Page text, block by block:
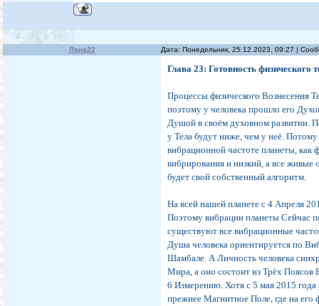
Лана22 Дата: Понедельник, 25.12.2023, 09:27 |
Глава 23: Готовность физического
Процессы физического Вознесения
поэтому у человека прошло его
Душой в своём духовном развитии.
у Тела будут ниже, чем у неё.
вибрационной частоте планеты, как
вибрирования и низкий, а все живые
будет свой собственный алгоритм.
На всей нашей планете с 4 Апреля
Поэтому вибрации планеты Сейчас
существуют все вибрационные
Душа человека ориентируется по
Шамбале. А Личность человека
Мира, а оно состоит из Трёх Поясов
6 Измерению. Хотя с 5 мая 2015
прежнее Магнитное Поле, где на